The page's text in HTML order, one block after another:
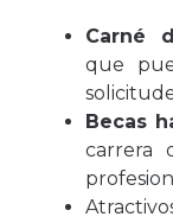
Carné
que
Becas
carrera